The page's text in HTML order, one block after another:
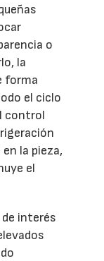
o
la
forma
el ciclo
control
la pieza,
el
interés